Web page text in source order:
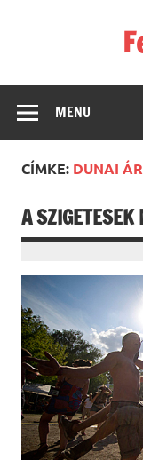
MENU
CÍMKE: DUNAI
A SZIGETESEK